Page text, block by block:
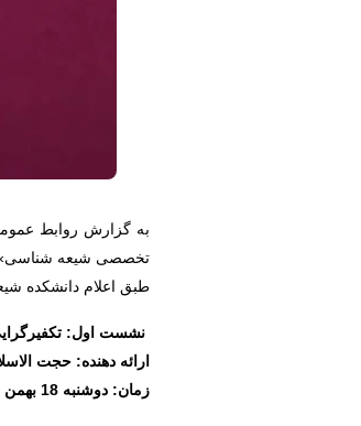
به گزارش روابط
تخصصی شیعه شناسی»
طبق اعلام دانشکده
نشست اول:
ارائه دهنده: حجت
زمان: دوشنبه 18 بهمن 1400 ساعت 10:30